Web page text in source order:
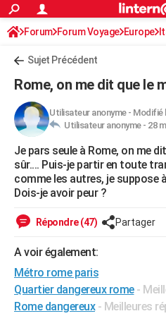
ACTUALITÉS
Politique
Société
Faits Divers
Education
Monde
Villes
+
FINANCE
Retraite
Impôts
Epargne
Immobilier
Risques naturels par ville
Banque
Assurance
Crédit
AUTO
Essais
Réserver un essai
Citadines
Berlines
SUV
Forum auto
+HIGH-TECH
Mobiles
Meilleur smartphone
Internet
Ordinateurs
Jeux vidéo
Guide high-tech
+BRICOLAGE
Forum
Aménagement intérieur
Extérieur
Cuisine
Salle de bains
Jardinage
Rangement
WEEK-END
LIFESTYLE
Art de vivre
Bien-être
Loisirs
Mode
Modes de vie
SANTE
Alimentation
Guide de la santé
Maladies
Médicaments
Sommeil
VOYAGE
Forum Forum Voyage Europe
Sujet Précédent
Rome, on me dit que le
Utilisateur anonyme- Modifié
Utilisateur anonyme - 28
Je pars seule à Rome, on me
sûr.... Puis-je partir en toute
comme les autres, je suppose
Dois-je avoir peur ?
Répondre (47) Partager
A voir également:
Métro rome paris
Quartier dangereux rome -
Rome dangereux - Meilleures